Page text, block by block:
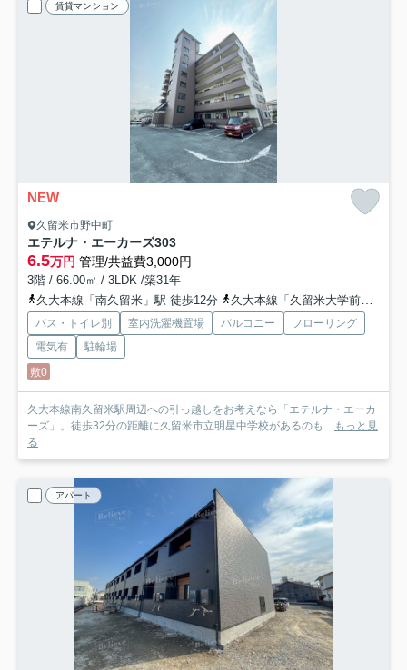
賃貸マンション
NEW
久留米市野中町
エテルナ・エーカーズ303
6.5万円 管理/共益費3,000円
3階 / 66.00㎡ / 3LDK /築31年
久大本線「南久留米」駅 徒歩12分
久大本線「久留米大学前」駅 徒歩20分
バス・トイレ別 室内洗濯機置場 バルコニー
フローリング
電気有
駐輪場
敷0
久大本線南久留米駅周辺への引っ越しをお考えなら「エテルナ・エーカ
ーズ」。徒歩32分の距離に久留米市立明星中学校があるのも... もっと見
る
アパート